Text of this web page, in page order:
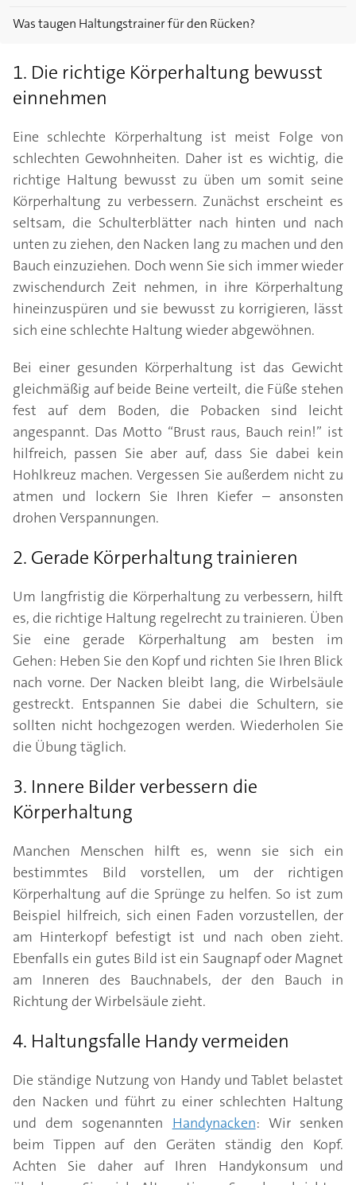
Was taugen Haltungstrainer für den Rücken?
1. Die richtige Körperhaltung bewusst
einnehmen
Eine schlechte Körperhaltung ist meist Folge von
schlechten Gewohnheiten. Daher ist es wichtig, die
richtige Haltung bewusst zu üben um somit seine
Körperhaltung zu verbessern. Zunächst erscheint es
seltsam, die Schulterblätter nach hinten und nach
unten zu ziehen, den Nacken lang zu machen und den
Bauch einzuziehen. Doch wenn Sie sich immer wieder
zwischendurch Zeit nehmen, in ihre Körperhaltung
hineinzuspüren und sie bewusst zu korrigieren, lässt
sich eine schlechte Haltung wieder abgewöhnen.
Bei einer gesunden Körperhaltung ist das Gewicht
gleichmäßig auf beide Beine verteilt, die Füße stehen
fest auf dem Boden, die Pobacken sind leicht
angespannt. Das Motto “Brust raus, Bauch rein!” ist
hilfreich, passen Sie aber auf, dass Sie dabei kein
Hohlkreuz machen. Vergessen Sie außerdem nicht zu
atmen und lockern Sie Ihren Kiefer – ansonsten
drohen Verspannungen.
2. Gerade Körperhaltung trainieren
Um langfristig die Körperhaltung zu verbessern, hilft
es, die richtige Haltung regelrecht zu trainieren. Üben
Sie eine gerade Körperhaltung am besten im
Gehen: Heben Sie den Kopf und richten Sie Ihren Blick
nach vorne. Der Nacken bleibt lang, die Wirbelsäule
gestreckt. Entspannen Sie dabei die Schultern, sie
sollten nicht hochgezogen werden. Wiederholen Sie
die Übung täglich.
3. Innere Bilder verbessern die
Körperhaltung
Manchen Menschen hilft es, wenn sie sich ein
bestimmtes Bild vorstellen, um der richtigen
Körperhaltung auf die Sprünge zu helfen. So ist zum
Beispiel hilfreich, sich einen Faden vorzustellen, der
am Hinterkopf befestigt ist und nach oben zieht.
Ebenfalls ein gutes Bild ist ein Saugnapf oder Magnet
am Inneren des Bauchnabels, der den Bauch in
Richtung der Wirbelsäule zieht.
4. Haltungsfalle Handy vermeiden
Die ständige Nutzung von Handy und Tablet belastet
den Nacken und führt zu einer schlechten Haltung
und dem sogenannten Handynacken: Wir senken
beim Tippen auf den Geräten ständig den Kopf.
Achten Sie daher auf Ihren Handykonsum und